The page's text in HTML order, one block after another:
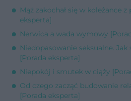
Mąż zakochał się w koleżance
eksperta]
Nerwica a wada wymowy
Niedopasowanie seksualne.
[Porada eksperta]
Niepokój i smutek w ciąży
Od czego zacząć budowanie
[Porada eksperta]